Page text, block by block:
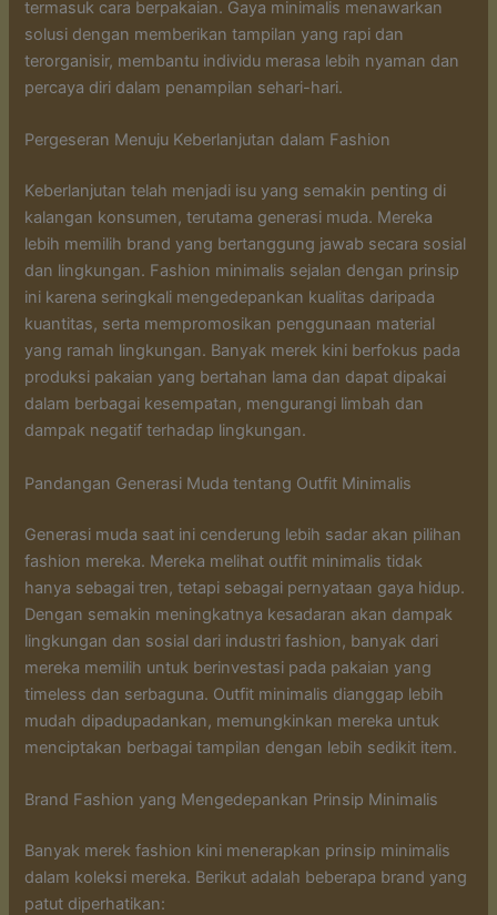
termasuk cara berpakaian. Gaya minimalis menawarkan
solusi dengan memberikan tampilan yang rapi dan
terorganisir, membantu individu merasa lebih nyaman dan
percaya diri dalam penampilan sehari-hari.
Pergeseran Menuju Keberlanjutan dalam Fashion
Keberlanjutan telah menjadi isu yang semakin penting di
kalangan konsumen, terutama generasi muda. Mereka
lebih memilih brand yang bertanggung jawab secara sosial
dan lingkungan. Fashion minimalis sejalan dengan prinsip
ini karena seringkali mengedepankan kualitas daripada
kuantitas, serta mempromosikan penggunaan material
yang ramah lingkungan. Banyak merek kini berfokus pada
produksi pakaian yang bertahan lama dan dapat dipakai
dalam berbagai kesempatan, mengurangi limbah dan
dampak negatif terhadap lingkungan.
Pandangan Generasi Muda tentang Outfit Minimalis
Generasi muda saat ini cenderung lebih sadar akan pilihan
fashion mereka. Mereka melihat outfit minimalis tidak
hanya sebagai tren, tetapi sebagai pernyataan gaya hidup.
Dengan semakin meningkatnya kesadaran akan dampak
lingkungan dan sosial dari industri fashion, banyak dari
mereka memilih untuk berinvestasi pada pakaian yang
timeless dan serbaguna. Outfit minimalis dianggap lebih
mudah dipadupadankan, memungkinkan mereka untuk
menciptakan berbagai tampilan dengan lebih sedikit item.
Brand Fashion yang Mengedepankan Prinsip Minimalis
Banyak merek fashion kini menerapkan prinsip minimalis
dalam koleksi mereka. Berikut adalah beberapa brand yang
patut diperhatikan: